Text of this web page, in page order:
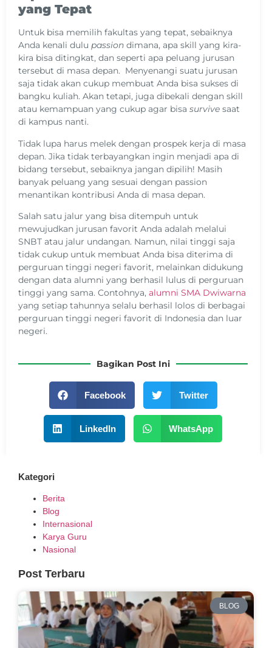
yang Tepat
Untuk bisa memilih fakultas yang tepat, sebaiknya
Anda kenali dulu passion dimana, apa skill yang kira-
kira bisa ditingkat, dan seperti apa peluang jurusan
tersebut di masa depan. Menyenangi suatu jurusan
saja tidak akan cukup membuat Anda bisa sukses di
bangku kuliah. Akan tetapi, juga dibekali dengan skill
atau kemampuan yang cukup agar bisa survive saat
di kampus nanti.
Tidak lupa harus melek dengan prospek kerja di masa
depan. Jika tidak terbayangkan ingin menjadi apa di
bidang tersebut, sebaiknya jangan dipilih! Masih
banyak peluang yang sesuai dengan passion
menantikan kontribusi Anda di masa depan.
Salah satu jalur yang bisa ditempuh untuk
mewujudkan jurusan favorit Anda adalah melalui
SNBT atau jalur undangan. Namun, nilai tinggi saja
tidak cukup untuk membuat Anda bisa diterima di
perguruan tinggi negeri favorit, melainkan didukung
dengan data alumni yang berhasil lulus di perguruan
tinggi yang sama. Contohnya, alumni SMA Dwiwarna
yang setiap tahunnya selalu berhasil lolos di berbagai
perguruan tinggi negeri favorit di Indonesia dan luar
negeri.
Bagikan Post Ini
Facebook Twitter
LinkedIn WhatsApp
Kategori
Berita
Blog
Internasional
Karya Guru
Nasional
Post Terbaru
BLOG